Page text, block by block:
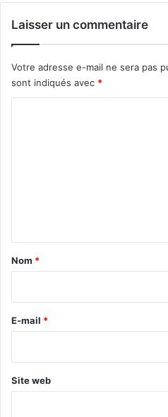
Laisser un commentaire
Votre adresse e-mail ne sera pas
sont indiqués avec *
a
e
Nom *
E-mail *
Site web